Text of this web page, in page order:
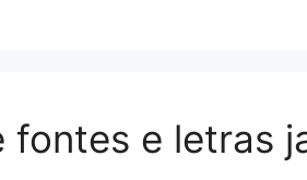
fontes e letras